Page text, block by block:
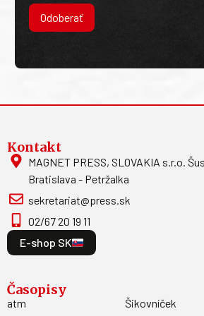
Odoberať
Kontakt
MAGNET PRESS, SLOVAKIA s.r.o.
Bratislava - Petržalka
sekretariat@press.sk
02/67 20 19 11
E-shop SK
Časopisy
atm
Šikovníček